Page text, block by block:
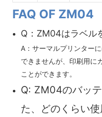
FAQ OF ZM04
Q：ZM04はラベル
A：サーマルプリンター
できませんが、印刷用に
ことができます。
Q: ZM04のバッ
た、どのくらい